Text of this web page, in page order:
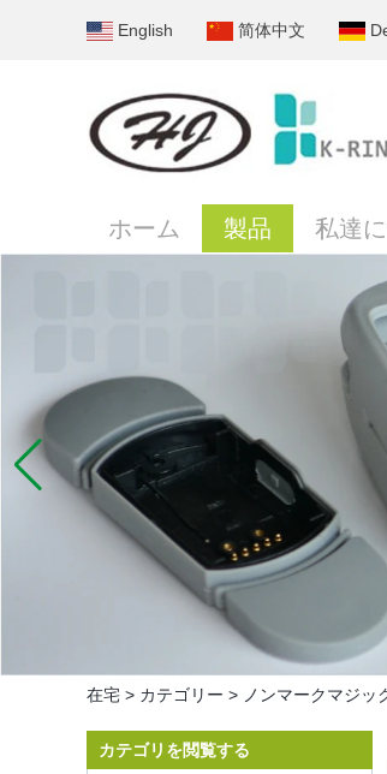
English 简体中文
ホーム 製品 私達
在宅 > カテゴリー > ノンマークマジッ
カテゴリを閲覧する